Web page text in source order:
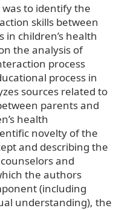
to identify the
skills between
in children’s health
the analysis of
process
process in
sources related to
parents and
health
novelty of the
and describing the
and
the authors
(including
understanding), the